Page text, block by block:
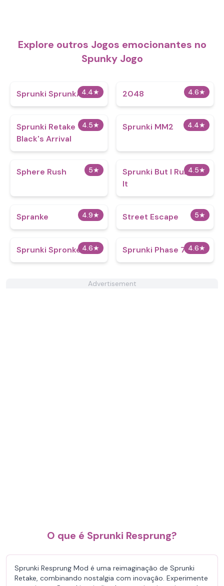
Explore outros Jogos emocionantes no
Spunky Jogo
4.4★
Sprunki SprunkAYKI 4.6★
2048
4.5★
Sprunki Retake
Black's Arrival
4.4★
Sprunki MM2
5★
Sphere Rush 4.5★
Sprunki But I Ruined
It
4.9★
Spranke 5★
Street Escape
4.6★
Sprunki Spronker 4.6★
Sprunki Phase 70
Advertisement
O que é Sprunki Resprung?
Sprunki Resprung Mod é uma reimaginação de Sprunki
Retake, combinando nostalgia com inovação. Experimente